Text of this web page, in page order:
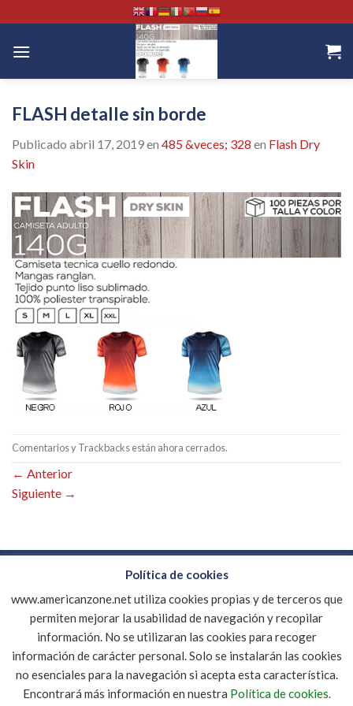
to
content
FLASH detalle sin borde
Publicado abril 17, 2019en 485 &veces; 328 en Flash Dry
Skin
Comentarios y Trackbacks están ahora cerrados.
← Anterior
Siguiente →
CONTACTO EMPRESA
DESCARGAR CATALOGO PDF
MI CUENTA
AVISO LEGAL POLÍTICA DE COOKIES
Copyright 2026 ©AMERICANZONE.NET|Diseño de tiendas
onlineINTERCONECTA
Política de cookies
www.americanzone.net utiliza cookies propias y de terceros que
permiten mejorar la usabilidad de navegación y recopilar
información. No se utilizaran las cookies para recoger
información de carácter personal. Solo se instalarán las cookies
no esenciales para la navegación si acepta esta característica.
Encontrará más información en nuestra Política de cookies.